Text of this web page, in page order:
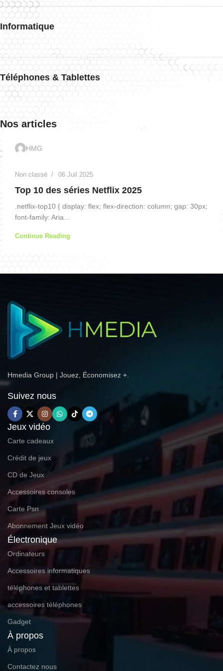
Informatique
Téléphones & Tablettes
Nos articles
HMG
Non classé 06 Juil 2025
Top 10 des séries Netflix 2025
.netflix-top10 { display: flex; flex-direction: column; gap: 30px;
font-family: Aria...
Continue Reading
Hmedia Group | Jouez, Économisez +.
Suivez nous
Jeux vidéo
Carte cadeaux
Crédit de jeux
CD de Jeux
Accessoires consoles
Carte Psn
Abonnement Jeux vidéo
Électronique
Ordinateurs
Accessoires informatiques
téléphones et tablettes
accessoires téléphones
Gadget
À propos
À propos
Contactez nous